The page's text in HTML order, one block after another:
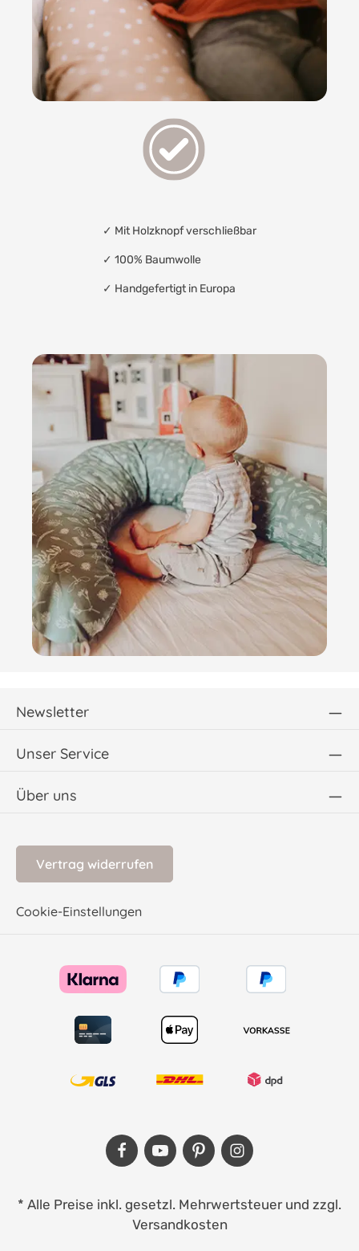
✓ Mit Holzknopf verschließbar
✓ 100% Baumwolle
✓ Handgefertigt in Europa
Newsletter
Unser Service
Über uns
Vertrag widerrufen
Cookie-Einstellungen
* Alle Preise inkl. gesetzl. Mehrwertsteuer und zzgl.
Versandkosten